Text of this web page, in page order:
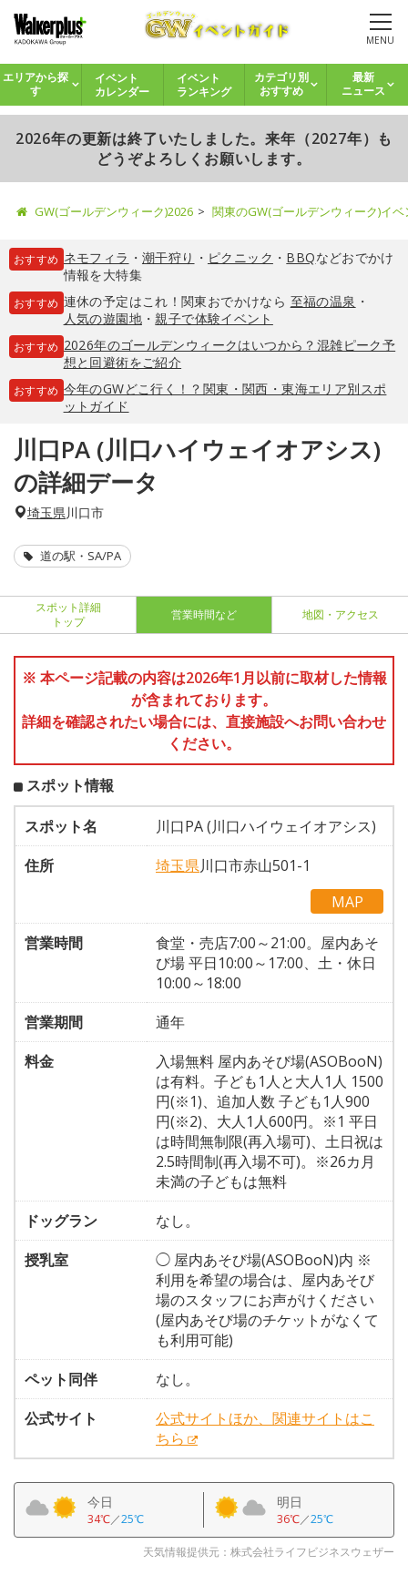
MENU
エリアから探
す
イベント
カレンダー
イベント
ランキング
カテゴリ別
おすすめ
最新
ニュース
2026年の更新は終了いたしました。来年（2027年）も
どうぞよろしくお願いします。
GW(ゴールデンウィーク)2026 関東のGW(ゴールデンウィーク)イ
おすすめ ネモフィラ ・ 潮干狩り ・ ピクニック ・ BBQなどおでかけ
情報を大特集
おすすめ 連休の予定はこれ！関東おでかけなら 至福の温泉 ・
人気の遊園地・親子で体験イベント
おすすめ 2026年のゴールデンウィークはいつから？混雑ピーク予
想と回避術をご紹介
おすすめ 今年のGWどこ行く！？関東・関西・東海エリア別スポ
ットガイド
川口PA (川口ハイウェイオアシス)
の詳細データ
埼玉県川口市
道の駅・SA/PA
スポット詳細
トップ
営業時間など 地図・アクセス
※ 本ページ記載の内容は2026年1月以前に取材した情報
が含まれております。
詳細を確認されたい場合には、直接施設へお問い合わせ
ください。
スポット情報
スポット名
川口PA (川口ハイウェイオアシス)
住所
埼玉県川口市赤山501-1
MAP
営業時間
食堂・売店7:00～21:00。屋内あそ
び場 平日10:00～17:00、土・休日
10:00～18:00
営業期間
通年
料金
入場無料 屋内あそび場(ASOBooN)
は有料。子ども1人と大人1人 1500
円(※1)、追加人数 子ども1人900
円(※2)、大人1人600円。※1 平日
は時間無制限(再入場可)、土日祝は
2.5時間制(再入場不可)。※26カ月
未満の子どもは無料
ドッグラン
なし。
授乳室
◯ 屋内あそび場(ASOBooN)内 ※
利用を希望の場合は、屋内あそび
場のスタッフにお声がけください
(屋内あそび場のチケットがなくて
も利用可能)
ペット同伴
なし。
公式サイト
公式サイトほか、関連サイトはこ
ちら
今日
34℃／25℃
明日
36℃／25℃
天気情報提供元：株式会社ライフビジネスウェザー